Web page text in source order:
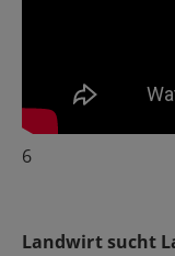
6
Landwirt sucht